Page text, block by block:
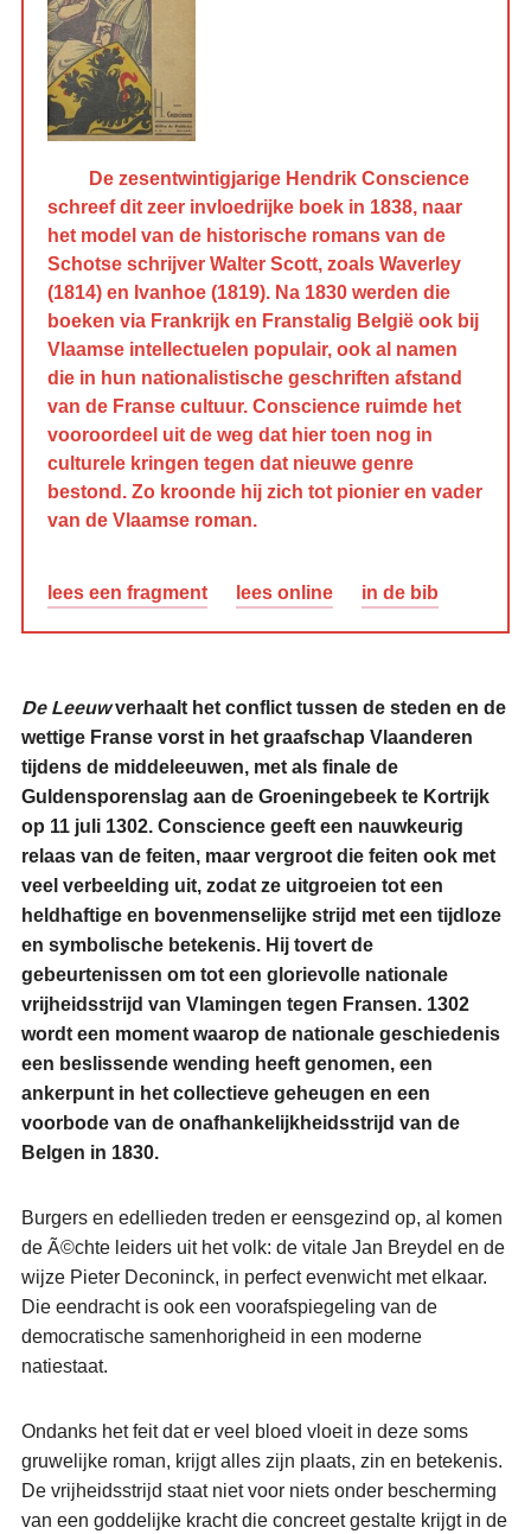
De zesentwintigjarige Hendrik Conscience
schreef dit zeer invloedrijke boek in 1838, naar
het model van de historische romans van de
Schotse schrijver Walter Scott, zoals Waverley
(1814) en Ivanhoe (1819). Na 1830 werden die
boeken via Frankrijk en Franstalig België ook bij
Vlaamse intellectuelen populair, ook al namen
die in hun nationalistische geschriften afstand
van de Franse cultuur. Conscience ruimde het
vooroordeel uit de weg dat hier toen nog in
culturele kringen tegen dat nieuwe genre
bestond. Zo kroonde hij zich tot pionier en vader
van de Vlaamse roman.
lees een fragment lees online in de bib
De Leeuwverhaalt het conflict tussen de steden en de
wettige Franse vorst in het graafschap Vlaanderen
tijdens de middeleeuwen, met als finale de
Guldensporenslag aan de Groeningebeek te Kortrijk
op 11 juli 1302. Conscience geeft een nauwkeurig
relaas van de feiten, maar vergroot die feiten ook met
veel verbeelding uit, zodat ze uitgroeien tot een
heldhaftige en bovenmenselijke strijd met een tijdloze
en symbolische betekenis. Hij tovert de
gebeurtenissen om tot een glorievolle nationale
vrijheidsstrijd van Vlamingen tegen Fransen. 1302
wordt een moment waarop de nationale geschiedenis
een beslissende wending heeft genomen, een
ankerpunt in het collectieve geheugen en een
voorbode van de onafhankelijkheidsstrijd van de
Belgen in 1830.
Burgers en edellieden treden er eensgezind op, al komen
de Ã©chte leiders uit het volk: de vitale Jan Breydel en de
wijze Pieter Deconinck, in perfect evenwicht met elkaar.
Die eendracht is ook een voorafspiegeling van de
democratische samenhorigheid in een moderne
natiestaat.
Ondanks het feit dat er veel bloed vloeit in deze soms
gruwelijke roman, krijgt alles zijn plaats, zin en betekenis.
De vrijheidsstrijd staat niet voor niets onder bescherming
van een goddelijke kracht die concreet gestalte krijgt in de